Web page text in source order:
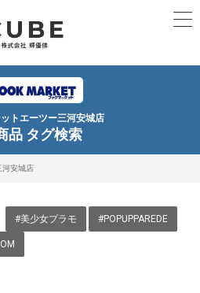
トエーツー三河安城店
品 タグ検索
河安城店
#美少女プラモ #POPUPPAREDE